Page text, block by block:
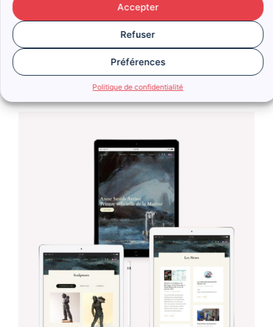
Accepter
Refuser
Préférences
Politique de confidentialité
L’utilisateur a directement accès aux informations
dont il a besoin via le menu de navigation.
Voir le site Anne Smith